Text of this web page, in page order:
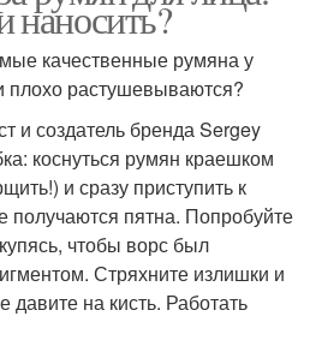
наносить?
качественные румяна у
плохо растушевываются?
и создатель бренда Sergey
коснуться румян краешком
и сразу приступить к
получаются пятна. Попробуйте
чтобы ворс был
Стряхните излишки и
давите на кисть. Работать